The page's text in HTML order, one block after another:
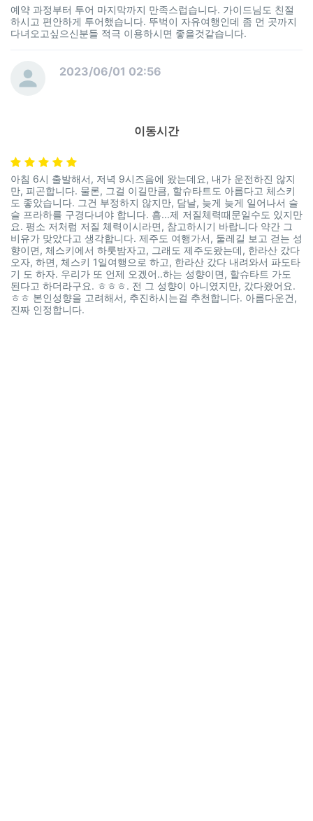
예약 과정부터 투어 마지막까지 만족스럽습니다. 가이드님도 친절
하시고 편안하게 투어했습니다. 뚜벅이 자유여행인데 좀 먼 곳까지
다녀오고싶으신분들 적극 이용하시면 좋을것같습니다.
2023/06/01 02:56
이동시간
아침 6시 출발해서, 저녁 9시즈음에 왔는데요, 내가 운전하진 않지
만, 피곤합니다. 물론, 그걸 이길만큼, 할슈타트도 아름다고 체스키
도 좋았습니다. 그건 부정하지 않지만, 담날, 늦게 늦게 일어나서 슬
슬 프라하를 구경다녀야 합니다. 흠...제 저질체력때문일수도 있지만
요. 평소 저처럼 저질 체력이시라면, 참고하시기 바랍니다 약간 그
비유가 맞았다고 생각합니다. 제주도 여행가서, 둘레길 보고 걷는 성
향이면, 체스키에서 하룻밤자고, 그래도 제주도왔는데, 한라산 갔다
오자, 하면, 체스키 1일여행으로 하고, 한라산 갔다 내려와서 파도타
기 도 하자. 우리가 또 언제 오겠어..하는 성향이면, 할슈타트 가도
된다고 하더라구요. ㅎㅎㅎ. 전 그 성향이 아니였지만, 갔다왔어요.
ㅎㅎ 본인성향을 고려해서, 추진하시는걸 추천합니다. 아름다운건,
진짜 인정합니다.